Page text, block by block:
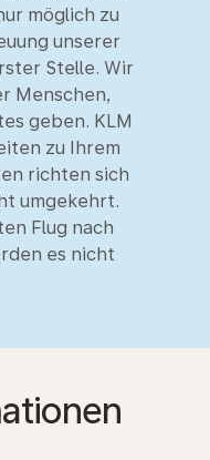
möglich zu
unserer
Stelle. Wir
Menschen,
geben. KLM
zu Ihrem
richten sich
umgekehrt.
Flug nach
es nicht